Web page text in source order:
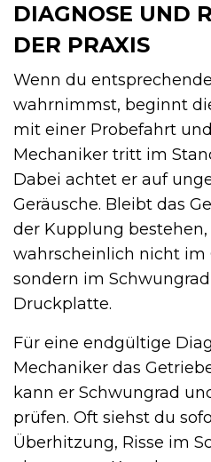
DIAGNOSE UND
DER PRAXIS
Wenn du
wahrnimmst, beginnt
mit einer Probefahrt
Mechaniker tritt im
Dabei achtet er auf
Geräusche. Bleibt das
der Kupplung
wahrscheinlich nicht im
sondern im
Druckplatte.
Für eine endgültige
Mechaniker das
kann er Schwungrad
prüfen. Oft siehst du
Überhitzung, Risse im